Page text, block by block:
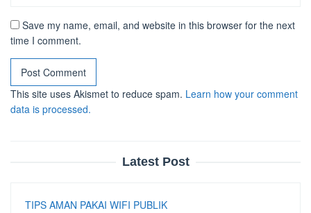
Save my name, email, and website in this browser for the next
time I comment.
This site uses Akismet to reduce spam. Learn how your comment
data is processed.
Latest Post
TIPS AMAN PAKAI WIFI PUBLIK